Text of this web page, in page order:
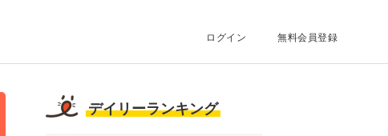
ログイン 無料会員登録
デイリーランキング